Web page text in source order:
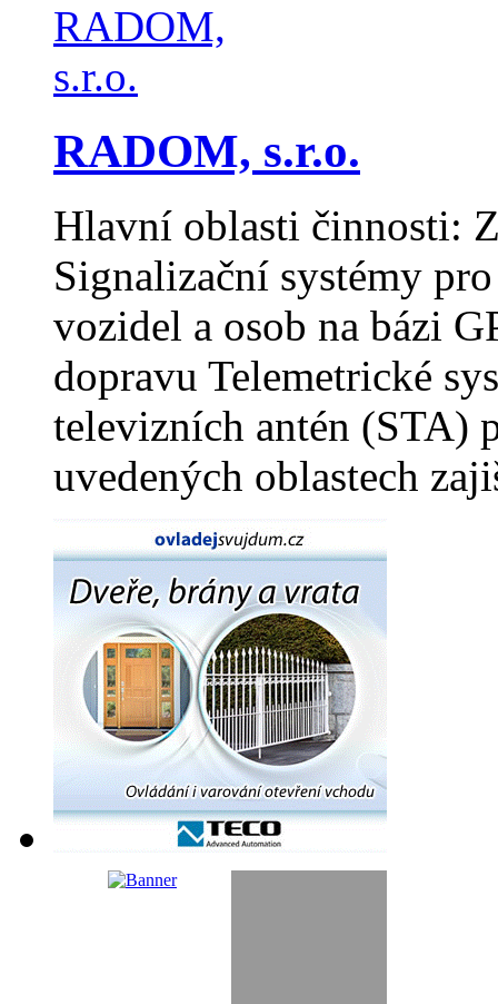
RADOM, s.r.o.
Hlavní oblasti činnosti:
Signalizační systémy
vozidel a osob na bázi
dopravu Telemetrické
televizních antén
uvedených oblastech